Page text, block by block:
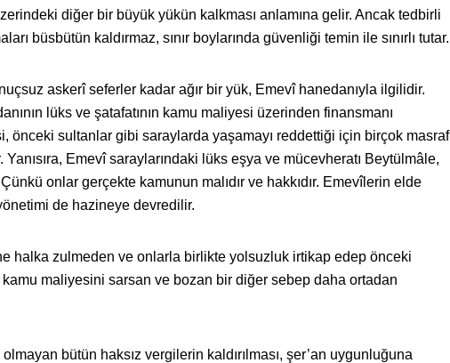
diğer bir büyük yükün kalkması anlamına gelir. Ancak tedbirli
büsbütün kaldırmaz, sınır boylarında güvenliği temin ile sınırlı tutar.
askerî seferler kadar ağır bir yük, Emevî hanedanıyla ilgilidir.
lüks ve şatafatının kamu maliyesi üzerinden finansmanı
önceki sultanlar gibi saraylarda yaşamayı reddettiği için birçok masraf
Yanısıra, Emevî saraylarındaki lüks eşya ve mücevheratı Beytülmâle,
onlar gerçekte kamunun malıdır ve hakkıdır. Emevîlerin elde
de hazineye devredilir.
halka zulmeden ve onlarla birlikte yolsuzluk irtikap edep önceki
maliyesini sarsan ve bozan bir diğer sebep daha ortadan
bütün haksız vergilerin kaldırılması, şer’an uygunluğuna